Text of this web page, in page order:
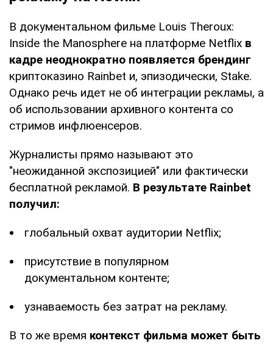
В документальном фильме Louis Theroux:
Inside the Manosphere на платформе Netflix в
кадре неоднократно появляется брендинг
криптоказино Rainbet и, эпизодически, Stake.
Однако речь идет не об интеграции рекламы, а
об использовании архивного контента со
стримов инфлюенсеров.
Журналисты прямо называют это
"неожиданной экспозицией" или фактически
бесплатной рекламой. В результате Rainbet
получил:
глобальный охват аудитории Netflix;
присутствие в популярном
документальном контенте;
узнаваемость без затрат на рекламу.
В то же время контекст фильма может быть